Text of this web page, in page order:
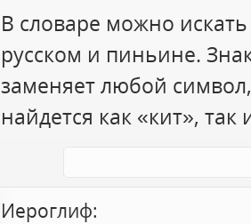
В словаре можно
русском и пиньине.
заменяет любой
найдется как «кит», так
Иероглиф: